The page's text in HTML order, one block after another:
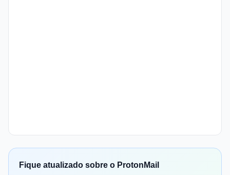
Fique atualizado sobre o ProtonMail